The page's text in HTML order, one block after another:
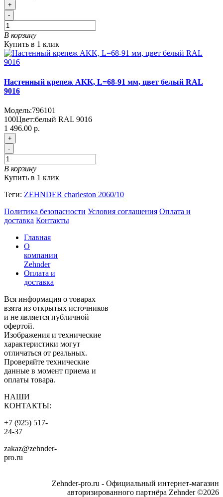
+
-
В корзину
Купить в 1 клик
Настенный крепеж AKK, L=68-91 мм, цвет белый RAL
9016
Модель:796101
100Цвет:белый RAL 9016
1 496.00 р.
+
-
В корзину
Купить в 1 клик
Теги: ZEHNDER charleston 2060/10
Политика безопасности Условия соглашения Оплата и
доставка Контакты
Главная
О
компании
Zehnder
Оплата и
доставка
Вся информация о товарах
взята из открытых источников
и не является публичной
офертой.
Изображения и технические
характеристики могут
отличаться от реальных.
Проверяйте технические
данные в момент приема и
оплаты товара.
НАШИ
КОНТАКТЫ:
+7 (925) 517-
24-37
zakaz@zehnder-
pro.ru
Zehnder-pro.ru - Официальный интернет-магазин
авторизированного партнёра Zehnder ©2026